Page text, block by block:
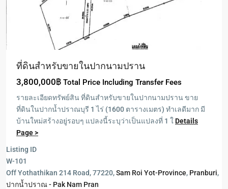
ที่ดินสำหรับขายในปากนามปราน
3,800,000฿ Total Price Including Transfer Fees
รายละเอียดทรัพย์สิน ที่ดินสำหรับขายในปากนามปราน ขาย
ที่ดินในปากน้ำปราณบุรี 1 ไร่ (1600 ตารางเมตร) ทำเลดีมาก มี
บ้านใหม่สร้างอยู่รอบๆ แปลงนี้ระบุว่าเป็นแปลงที่ 1 ใDetails
Page >
Listing ID
W-101
Off Yothathikan 214 Road, 77220,Sam Roi Yot-Province, Pranburi,
ปากน้ำปราณ - Pak Nam Pran